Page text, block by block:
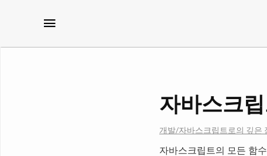
자바스크
개발/자바스크립트로의 깊은
자바스크립트의 모든 함